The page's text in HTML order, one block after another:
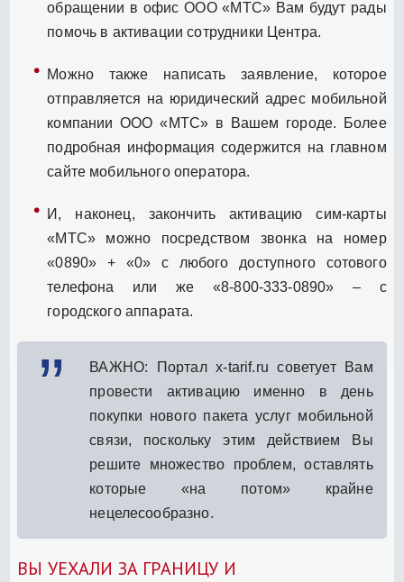
обращении в офис ООО «МТС» Вам будут рады
помочь в активации сотрудники Центра.
Можно также написать заявление, которое
отправляется на юридический адрес мобильной
компании ООО «МТС» в Вашем городе. Более
подробная информация содержится на главном
сайте мобильного оператора.
И, наконец, закончить активацию сим-карты
«МТС» можно посредством звонка на номер
«0890» + «0» с любого доступного сотового
телефона или же «8-800-333-0890» – с
городского аппарата.
ВАЖНО: Портал x-tarif.ru советует Вам
провести активацию именно в день
покупки нового пакета услуг мобильной
связи, поскольку этим действием Вы
решите множество проблем, оставлять
которые «на потом» крайне
нецелесообразно.
ВЫ УЕХАЛИ ЗА ГРАНИЦУ И